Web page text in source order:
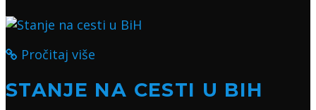
Pročitaj više
STANJE NA CESTI U BIH